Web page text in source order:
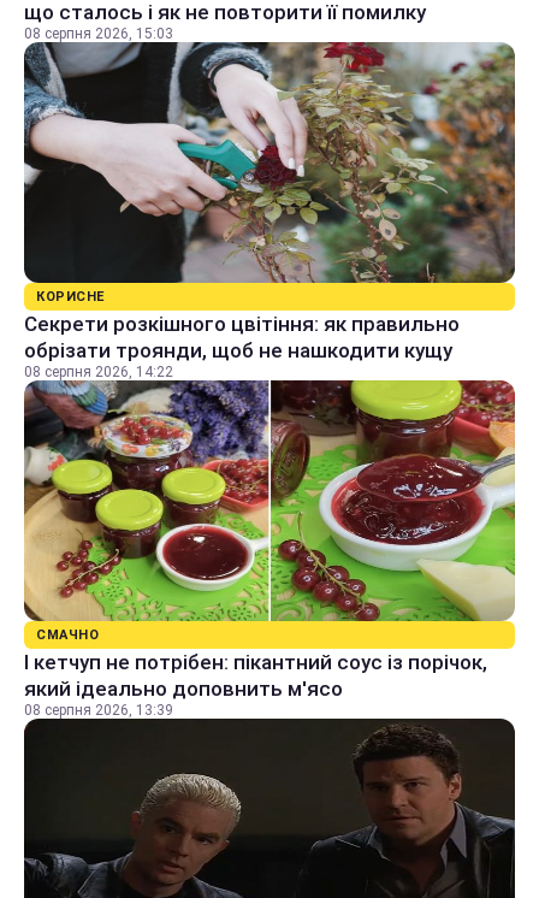
що сталось і як не повторити її помилку
08 серпня 2026, 15:03
КОРИСНЕ
Секрети розкішного цвітіння: як правильно
обрізати троянди, щоб не нашкодити кущу
08 серпня 2026, 14:22
СМАЧНО
І кетчуп не потрібен: пікантний соус із порічок,
який ідеально доповнить м'ясо
08 серпня 2026, 13:39